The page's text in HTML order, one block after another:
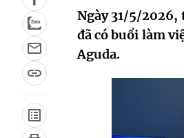
Ngày 31/5/2026,
đã có buổi làm
Aguda.